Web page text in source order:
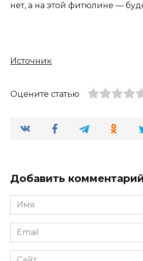
нет, а на этой фитюлине —
Источник
Оцените статью
Добавить
Имя
*
Email
*
Сайт